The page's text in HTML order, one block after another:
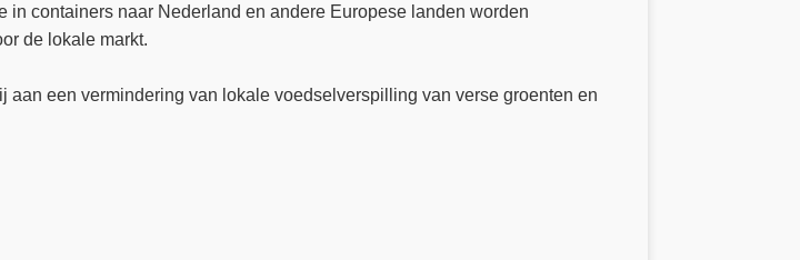
containers naar Nederland en andere Europese landen worden
de lokale markt.
een vermindering van lokale voedselverspilling van verse groenten en